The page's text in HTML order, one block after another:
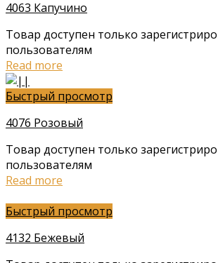
4063 Капучино
Товар доступен только
пользователям
Read more
Быстрый просмотр
4076 Розовый
Товар доступен только
пользователям
Read more
Быстрый просмотр
4132 Бежевый